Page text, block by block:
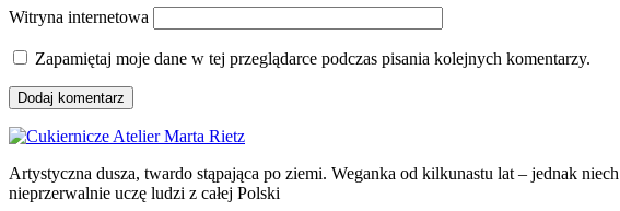
Witryna internetowa
Zapamiętaj moje dane w tej przeglądarce podczas pisania kolejnych komentarzy.
Artystyczna dusza, twardo stąpająca po ziemi. Weganka od kilkunastu lat – jednak
nieprzerwalnie uczę ludzi z całej Polski